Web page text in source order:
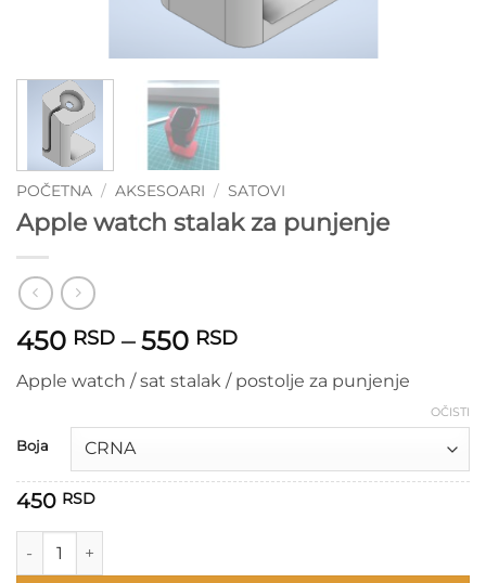
POČETNA / AKSESOARI / SATOVI
Apple watch stalak za punjenje
450 RSD – 550 RSDRaspon
od
550 RSD
Apple watch / sat stalak / postolje za punjenje
Boja
OČISTI
450 RSD
Apple watch stalak za punjenje količina